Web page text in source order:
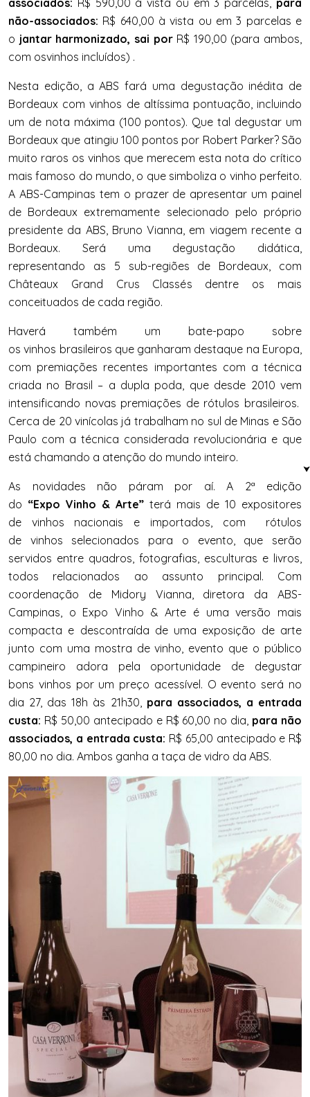
não-associados: R$ 640,00 à vista ou em 3 parcelas e
o jantar harmonizado, sai por R$ 190,00 (para ambos,
com osvinhos incluídos) .
Nesta edição, a ABS fará uma degustação inédita de
Bordeaux com vinhos de altíssima pontuação, incluindo
um de nota máxima (100 pontos). Que tal degustar um
Bordeaux que atingiu 100 pontos por Robert Parker? São
muito raros os vinhos que merecem esta nota do crítico
mais famoso do mundo, o que simboliza o vinho perfeito.
A ABS-Campinas tem o prazer de apresentar um painel
de Bordeaux extremamente selecionado pelo próprio
presidente da ABS, Bruno Vianna, em viagem recente a
Bordeaux. Será uma degustação didática,
representando as 5 sub-regiões de Bordeaux, com
Châteaux Grand Crus Classés dentre os mais
conceituados de cada região.
Haverá também um bate-papo sobre
os vinhos brasileiros que ganharam destaque na Europa,
com premiações recentes importantes com a técnica
criada no Brasil – a dupla poda, que desde 2010 vem
intensificando novas premiações de rótulos brasileiros.
Cerca de 20 vinícolas já trabalham no sul de Minas e São
Paulo com a técnica considerada revolucionária e que
está chamando a atenção do mundo inteiro.
As novidades não páram por aí. A 2ª edição
do “Expo Vinho & Arte” terá mais de 10 expositores
de vinhos nacionais e importados, com rótulos
de vinhos selecionados para o evento, que serão
servidos entre quadros, fotografias, esculturas e livros,
todos relacionados ao assunto principal. Com
coordenação de Midory Vianna, diretora da ABS-
Campinas, o Expo Vinho & Arte é uma versão mais
compacta e descontraída de uma exposição de arte
junto com uma mostra de vinho, evento que o público
campineiro adora pela oportunidade de degustar
bons vinhos por um preço acessível. O evento será no
dia 27, das 18h às 21h30, para associados, a entrada
custa: R$ 50,00 antecipado e R$ 60,00 no dia, para não
associados, a entrada custa: R$ 65,00 antecipado e R$
80,00 no dia. Ambos ganha a taça de vidro da ABS.